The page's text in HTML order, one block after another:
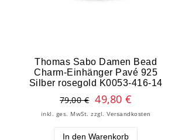
Thomas Sabo Damen Bead
Charm-Einhänger Pavé 925
Silber rosegold K0053-416-14
79,00 € 49,80 €
inkl. ges. MwSt. zzgl.Versandkosten
In den Warenkorb